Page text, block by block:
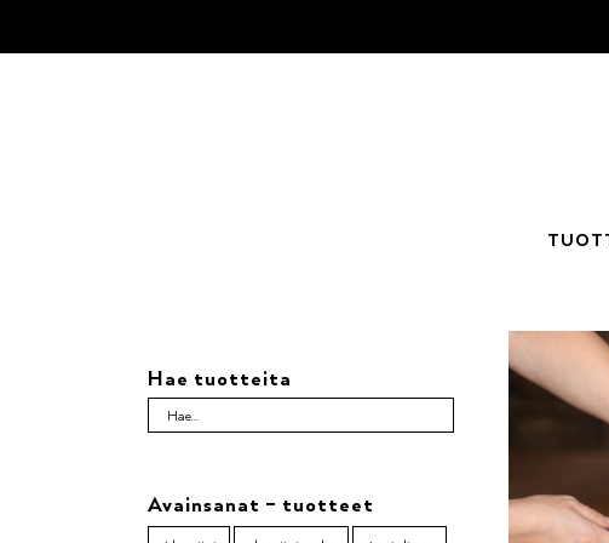
Hae tuotteita
Avainsanat – tuotteet